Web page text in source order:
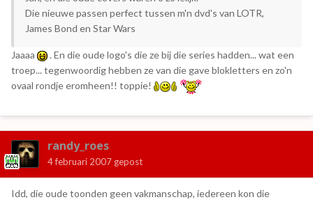
Die nieuwe passen perfect tussen m'n dvd's van LOTR,
James Bond en Star Wars
Jaaaa
. En die oude logo's die ze bij die series hadden... wat een
troep... tegenwoordig hebben ze van die gave blokletters en zo'n
ovaal rondje eromheen!! toppie!
randy_roes
4 februari 2007 gepost
Idd, die oude toonden geen vakmanschap, iedereen kon die